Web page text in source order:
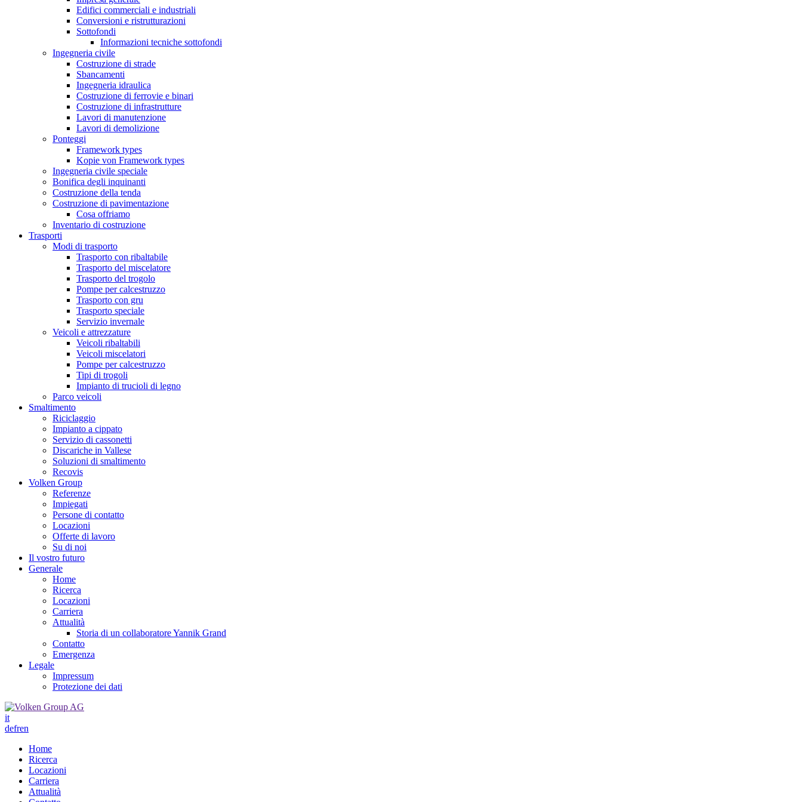
Edifici commerciali e industriali
Conversioni e ristrutturazioni
Sottofondi
Informazioni tecniche sottofondi
Ingegneria civile
Costruzione di strade
Sbancamenti
Ingegneria idraulica
Costruzione di ferrovie e binari
Costruzione di infrastrutture
Lavori di manutenzione
Lavori di demolizione
Ponteggi
Framework types
Kopie von Framework types
Ingegneria civile speciale
Bonifica degli inquinanti
Costruzione della tenda
Costruzione di pavimentazione
Cosa offriamo
Inventario di costruzione
Trasporti
Modi di trasporto
Trasporto con ribaltabile
Trasporto del miscelatore
Trasporto del trogolo
Pompe per calcestruzzo
Trasporto con gru
Trasporto speciale
Servizio invernale
Veicoli e attrezzature
Veicoli ribaltabili
Veicoli miscelatori
Pompe per calcestruzzo
Tipi di trogoli
Impianto di trucioli di legno
Parco veicoli
Smaltimento
Riciclaggio
Impianto a cippato
Servizio di cassonetti
Discariche in Vallese
Soluzioni di smaltimento
Recovis
Volken Group
Referenze
Impiegati
Persone di contatto
Locazioni
Offerte di lavoro
Su di noi
Il vostro futuro
Generale
Home
Ricerca
Locazioni
Carriera
Attualità
Storia di un collaboratore Yannik Grand
Contatto
Emergenza
Legale
Impressum
Protezione dei dati
it
defren
Home
Ricerca
Locazioni
Carriera
Attualità